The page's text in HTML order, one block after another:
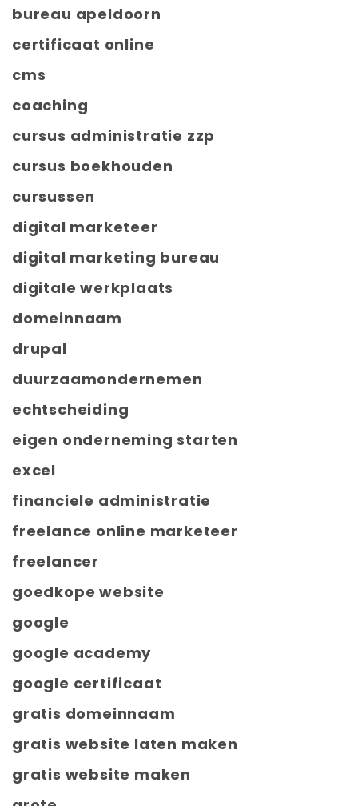
bureau apeldoorn
certificaat online
cms
coaching
cursus administratie zzp
cursus boekhouden
cursussen
digital marketeer
digital marketing bureau
digitale werkplaats
domeinnaam
drupal
duurzaamondernemen
echtscheiding
eigen onderneming starten
excel
financiele administratie
freelance online marketeer
freelancer
goedkope website
google
google academy
google certificaat
gratis domeinnaam
gratis website laten maken
gratis website maken